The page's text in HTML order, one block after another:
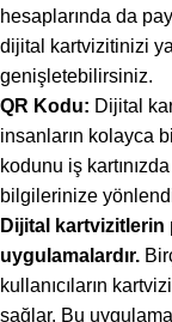
hesaplarında da
dijital kartvizitinizi
genişletebilirsiniz.
QR Kodu: Dijital
insanların kolayca
kodunu iş
bilgilerinize
Dijital kartvizitlerin
uygulamalardır.
kullanıcıların
sağlar. Bu